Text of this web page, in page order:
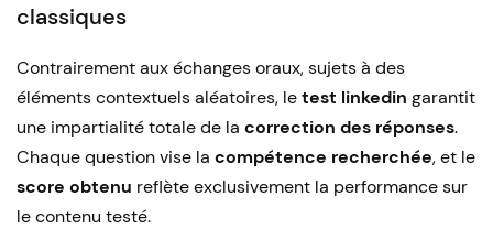
classiques
Contrairement aux échanges oraux, sujets à des
éléments contextuels aléatoires, letest linkedin garantit
une impartialité totale de la correction des réponses.
Chaque question vise la compétence recherchée, et le
score obtenu reflète exclusivement la performance sur
le contenu testé.